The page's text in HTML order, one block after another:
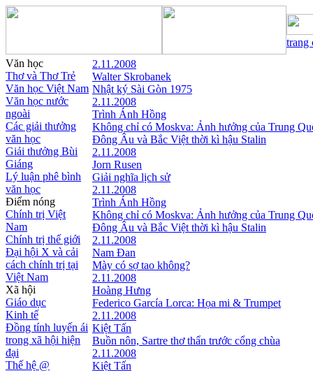
trang
Văn học
Thơ và Thơ Trẻ
Văn học Việt Nam
Văn học nước
ngoài
Các giải thưởng
văn học
Giải thưởng Bùi
Giáng
Lý luận phê bình
văn học
Điểm nóng
Chính trị Việt
Nam
Chính trị thế giới
Đại hội X và cải
cách chính trị tại
Việt Nam
Xã hội
Giáo dục
Kinh tế
Đồng tính luyến ái
trong xã hội hiện
đại
Thế hệ @
2.11.2008
Walter Skrobanek
Nhật ký Sài Gòn 1975
2.11.2008
Trình Ánh Hồng
Không chỉ có Moskva: Ảnh hưởng của Trung
Đông Âu và Bắc Việt thời kì hậu Stalin
2.11.2008
Jorn Rusen
Giải nghĩa lịch sử
2.11.2008
Trình Ánh Hồng
Không chỉ có Moskva: Ảnh hưởng của Trung
Đông Âu và Bắc Việt thời kì hậu Stalin
2.11.2008
Nam Đan
Mày có sợ tao không?
2.11.2008
Hoàng Hưng
Federico García Lorca: Họa mi & Trumpet
2.11.2008
Kiệt Tấn
Buồn nôn, Sartre thơ thẩn trước cổng chùa
2.11.2008
Kiệt Tấn